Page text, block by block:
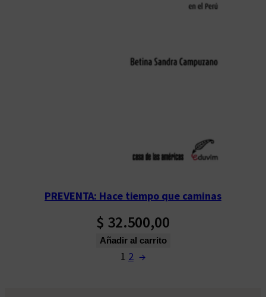
PREVENTA: Hace tiempo que caminas
$ 32.500,00
Añadir al carrito
1 2 →